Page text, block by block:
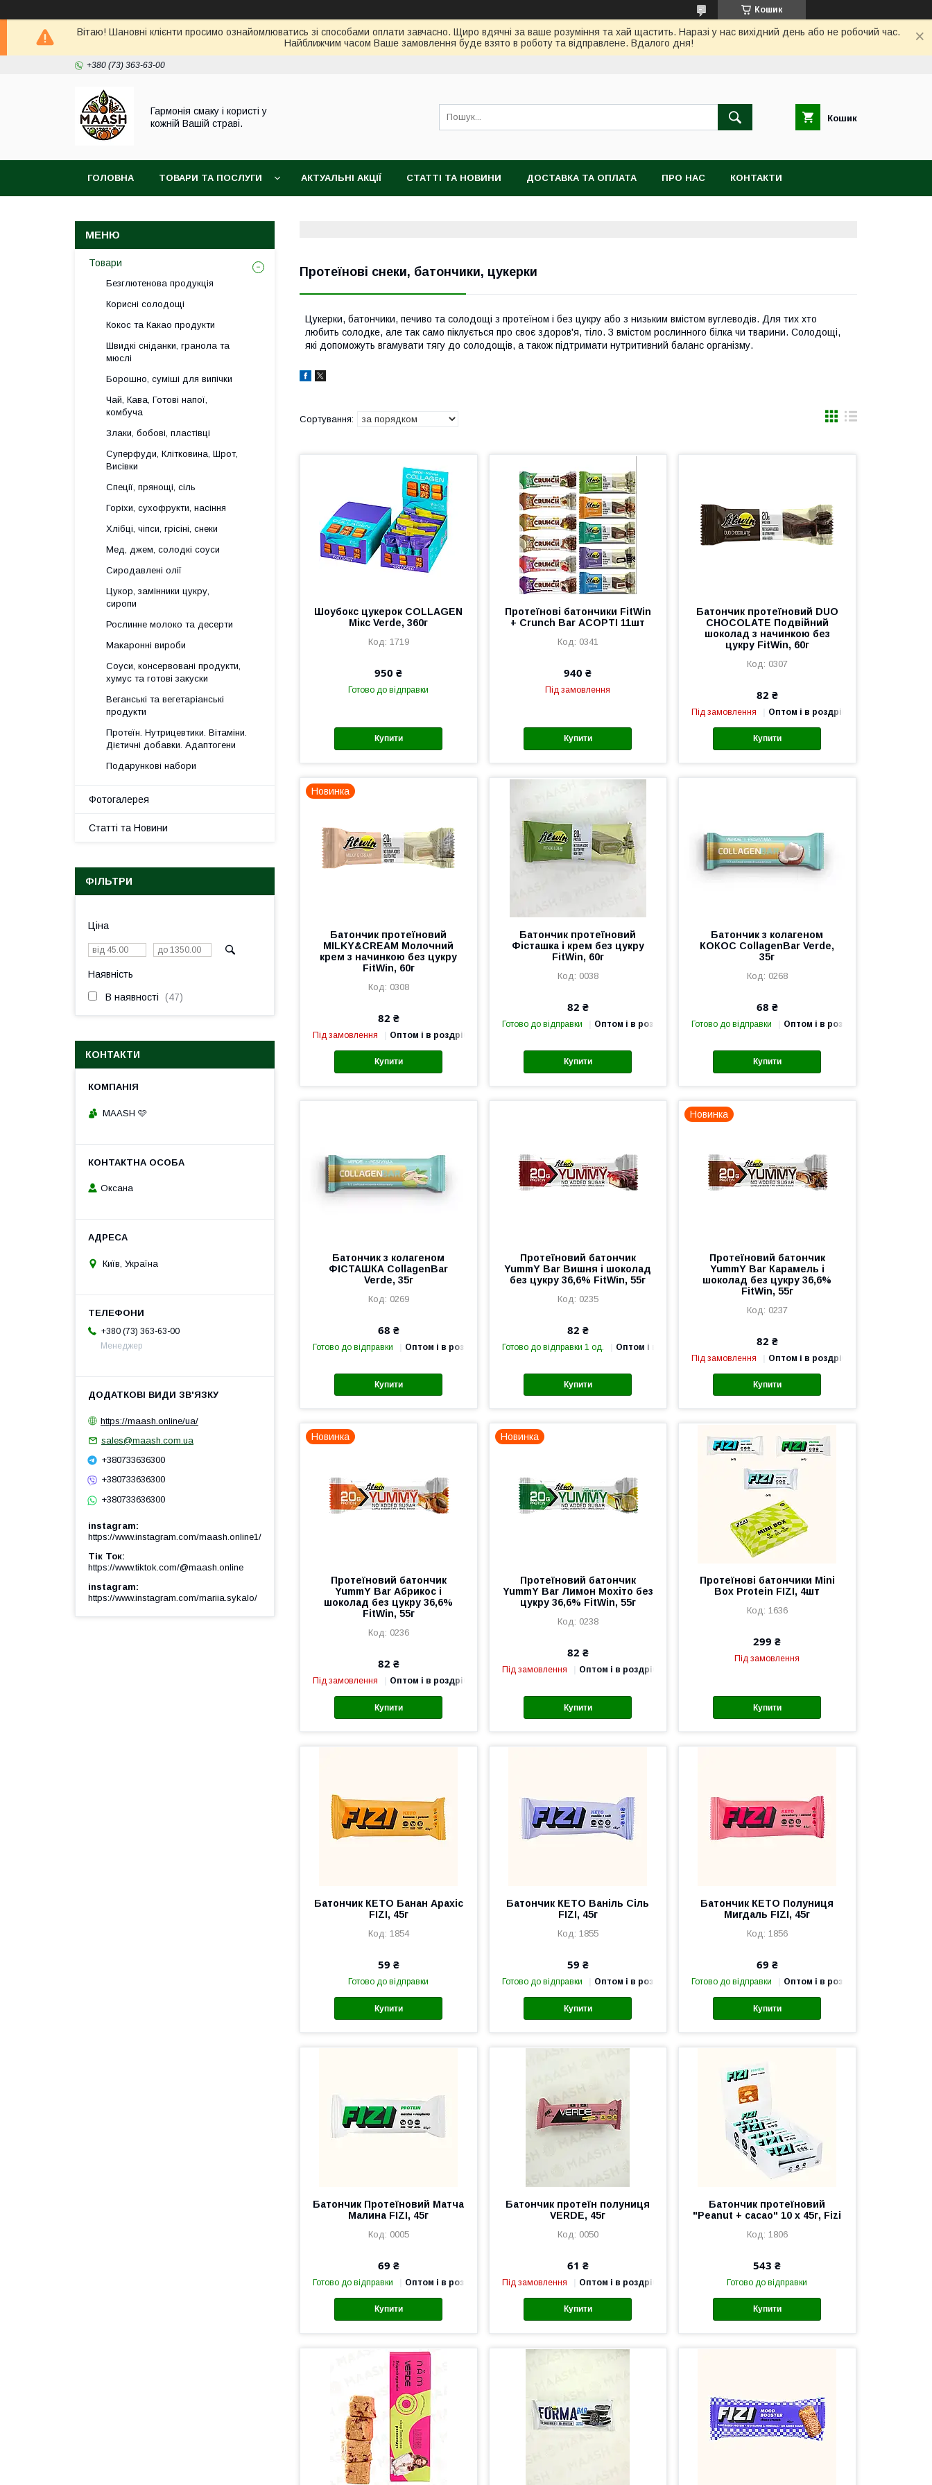
Кошик
Вітаю! Шановні клієнти просимо ознайомлюватись зі способами оплати завчасно. Щиро вдячні за ваше розуміння та хай щастить. Наразі у нас вихідний день або не робочий час.
Найближчим часом Ваше замовлення буде взято в роботу та відправлене. Вдалого дня!
+380 (73) 363-63-00
Гармонія смаку і користі у
кожній Вашій страві.
Кошик
ГОЛОВНА ТОВАРИ ТА ПОСЛУГИ АКТУАЛЬНІ АКЦІЇ СТАТТІ ТА НОВИНИ ДОСТАВКА ТА ОПЛАТА ПРО НАС КОНТАКТИ
Протеїнові снеки, батончики, цукерки
Цукерки, батончики, печиво та солодощі з протеїном і без цукру або з низьким вмістом вуглеводів. Для тих хто
любить солодке, але так само піклується про своє здоров'я, тіло. З вмістом рослинного білка чи тварини. Солодощі,
які допоможуть вгамувати тягу до солодощів, а також підтримати нутритивний баланс організму.
Шоубокс цукерок COLLAGEN
Мікс Verde, 360г
1719
950 ₴
Готово до відправки
Купити
Протеїнові батончики FitWin
+ Crunch Bar АСОРТІ 11шт
0341
940 ₴
Під замовлення
Купити
Батончик протеїновий DUO
CHOCOLATE Подвійний
шоколад з начинкою без
цукру FitWin, 60г
0307
82 ₴
Під замовлення Оптом і в роздріб
Купити
Новинка
Батончик протеїновий
MILKY&CREAM Молочний
крем з начинкою без цукру
FitWin, 60г
0308
82 ₴
Під замовлення Оптом і в роздріб
Купити
Батончик протеїновий
Фісташка і крем без цукру
FitWin, 60г
0038
82 ₴
Готово до відправки Оптом і в роздріб
Купити
Батончик з колагеном
КОКОС CollagenBar Verde,
35г
0268
68 ₴
Готово до відправки Оптом і в роздріб
Купити
Батончик з колагеном
ФІСТАШКА CollagenBar
Verde, 35г
0269
68 ₴
Готово до відправки Оптом і в роздріб
Купити
Протеїновий батончик
YummY Bar Вишня і шоколад
без цукру 36,6% FitWin, 55г
0235
82 ₴
Готово до відправки 1 од. Оптом і в роздріб
Купити
Новинка
Протеїновий батончик
YummY Bar Карамель і
шоколад без цукру 36,6%
FitWin, 55г
0237
82 ₴
Під замовлення Оптом і в роздріб
Купити
Новинка
Протеїновий батончик
YummY Bar Абрикос і
шоколад без цукру 36,6%
FitWin, 55г
0236
82 ₴
Під замовлення Оптом і в роздріб
Купити
Новинка
Протеїновий батончик
YummY Bar Лимон Мохіто без
цукру 36,6% FitWin, 55г
0238
82 ₴
Під замовлення Оптом і в роздріб
Купити
Протеїнові батончики Mini
Box Protein FIZI, 4шт
1636
299 ₴
Під замовлення
Купити
Батончик КЕТО Банан Арахіс
FIZI, 45г
1854
59 ₴
Готово до відправки
Купити
Батончик КЕТО Ваніль Сіль
FIZI, 45г
1855
59 ₴
Готово до відправки Оптом і в роздріб
Купити
Батончик КЕТО Полуниця
Мигдаль FIZI, 45г
1856
69 ₴
Готово до відправки Оптом і в роздріб
Купити
Батончик Протеїновий Матча
Малина FIZI, 45г
0005
69 ₴
Готово до відправки Оптом і в роздріб
Купити
Батончик протеїн полуниця
VERDE, 45г
0050
61 ₴
Під замовлення Оптом і в роздріб
Купити
Батончик протеїновий
"Peanut + cacao" 10 х 45г, Fizi
1806
543 ₴
Готово до відправки
Купити
Товари
Безглютенова продукція
Корисні солодощі
Кокос та Какао продукти
Швидкі сніданки, гранола та
мюслі
Борошно, суміші для випічки
Чай, Кава, Готові напої,
комбуча
Злаки, бобові, пластівці
Суперфуди, Клітковина, Шрот,
Висівки
Спеції, прянощі, сіль
Горіхи, сухофрукти, насіння
Хлібці, чіпси, грісіні, снеки
Мед, джем, солодкі соуси
Сиродавлені олії
Цукор, замінники цукру,
сиропи
Рослинне молоко та десерти
Макаронні вироби
Соуси, консервовані продукти,
хумус та готові закуски
Веганські та вегетаріанські
продукти
Протеїн. Нутрицевтики. Вітаміни.
Дієтичні добавки. Адаптогени
Подарункові набори
Фотогалерея
Статті та Новини
ФІЛЬТРИ
Ціна
Наявність
В наявності 47
КОНТАКТИ
MAASH 🩷
Оксана
Київ, Україна
+380 (73) 363-63-00
Менеджер
https://maash.online/ua/
sales@maash.com.ua
+380733636300
+380733636300
+380733636300
instagram
https://www.instagram.com/maash.online1/
Тік Ток
https://www.tiktok.com/@maash.online
instagram
https://www.instagram.com/mariia.sykalo/